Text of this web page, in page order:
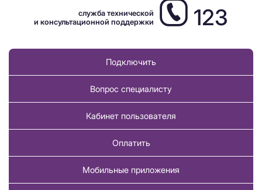
служба технической
и консультационной поддержки
123
Подключить
Вопрос специалисту
Кабинет пользователя
Оплатить
Мобильные приложения